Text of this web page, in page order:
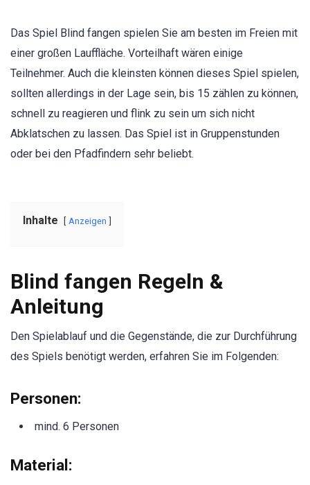
Das Spiel Blind fangen spielen Sie am besten im Freien mit
einer großen Lauffläche. Vorteilhaft wären einige
Teilnehmer. Auch die kleinsten können dieses Spiel spielen,
sollten allerdings in der Lage sein, bis 15 zählen zu können,
schnell zu reagieren und flink zu sein um sich nicht
Abklatschen zu lassen. Das Spiel ist in Gruppenstunden
oder bei den Pfadfindern sehr beliebt.
Inhalte Anzeigen
Blind fangen Regeln &
Anleitung
Den Spielablauf und die Gegenstände, die zur Durchführung
des Spiels benötigt werden, erfahren Sie im Folgenden:
Personen:
mind. 6 Personen
Material: